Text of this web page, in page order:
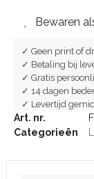
Bewaren
✓ Geen print of
✓ Betaling bij
✓ Gratis
✓ 14 dagen
✓ Levertijd
Art. nr.
Categorieën